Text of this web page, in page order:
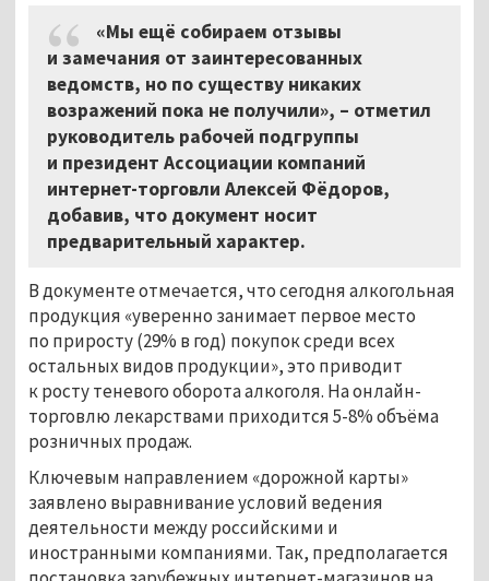
«Мы ещё собираем отзывы
и замечания от заинтересованных
ведомств, но по существу никаких
возражений пока не получили», – отметил
руководитель рабочей подгруппы
и президент Ассоциации компаний
интернет-торговли Алексей Фёдоров,
добавив, что документ носит
предварительный характер.
В документе отмечается, что сегодня алкогольная
продукция «уверенно занимает первое место
по приросту (29% в год) покупок среди всех
остальных видов продукции», это приводит
к росту теневого оборота алкоголя. На онлайн-
торговлю лекарствами приходится 5-8% объёма
розничных продаж.
Ключевым направлением «дорожной карты»
заявлено выравнивание условий ведения
деятельности между российскими и
иностранными компаниями. Так, предполагается